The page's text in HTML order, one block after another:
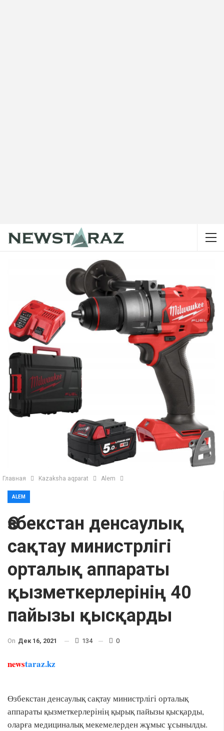
Главная Kazaksha aqparat Alem
ALEM
Өзбекстан денсаулық
сақтау министрлігі
орталық аппараты
қызметкерлерінің 40
пайызы қысқарды
On Дек 16, 2021 134 0
newstaraz.kz
Өзбекстан денсаулық сақтау министрлігі орталық
аппараты қызметкерлерінің қырық пайызы қысқарды,
оларға медициналық мекемелерден жұмыс ұсынылды.